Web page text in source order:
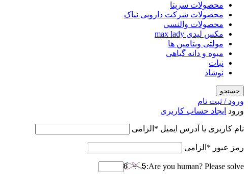
محصولات سریتا
محصولات شرکت دارویی نیاک
محصولات والنسی
مکس لیدی max lady
مولتی ویتامین ها
میوه و دانه گیاهی
نبات
نوشاد
جستجو
ورود / ثبت نام
ورود ایجاد حساب کاربری
نام کاربری یا آدرس ایمیل * الزامی
رمز عبور * الزامی
Are you human? Please solve: